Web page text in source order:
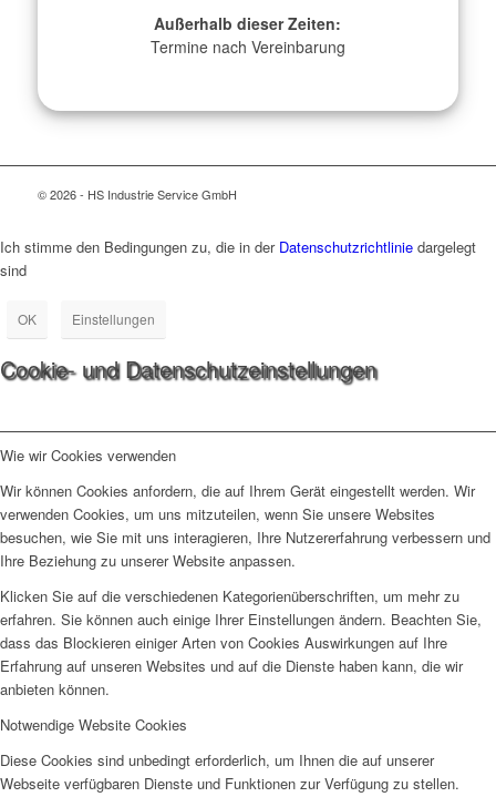
Außerhalb dieser Zeiten:
Termine nach Vereinbarung
© 2026 - HS Industrie Service GmbH
Ich stimme den Bedingungen zu, die in der Datenschutzrichtlinie dargelegt
sind
OK Einstellungen
Cookie- und Datenschutzeinstellungen
Wie wir Cookies verwenden
Wir können Cookies anfordern, die auf Ihrem Gerät eingestellt werden. Wir
verwenden Cookies, um uns mitzuteilen, wenn Sie unsere Websites
besuchen, wie Sie mit uns interagieren, Ihre Nutzererfahrung verbessern und
Ihre Beziehung zu unserer Website anpassen.
Klicken Sie auf die verschiedenen Kategorienüberschriften, um mehr zu
erfahren. Sie können auch einige Ihrer Einstellungen ändern. Beachten Sie,
dass das Blockieren einiger Arten von Cookies Auswirkungen auf Ihre
Erfahrung auf unseren Websites und auf die Dienste haben kann, die wir
anbieten können.
Notwendige Website Cookies
Diese Cookies sind unbedingt erforderlich, um Ihnen die auf unserer
Webseite verfügbaren Dienste und Funktionen zur Verfügung zu stellen.